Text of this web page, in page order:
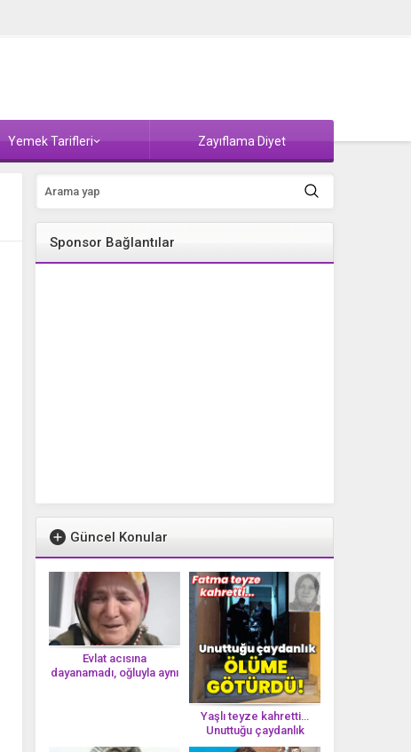
Yemek Tarifleri Zayıflama Diyet
Sponsor Bağlantılar
Güncel Konular
Evlat acısına
dayanamadı, oğluyla aynı
Yaşlı teyze kahretti…
Unuttuğu çaydanlık
öl*üme götürdü!